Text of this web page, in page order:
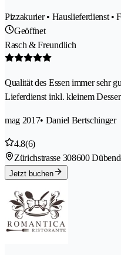
Pizzakurier • Hauslieferdienst •
Geöffnet
Rasch & Freundlich
Qualität des Essen immer sehr
Lieferdienst inkl. kleinem
mag 2017• Daniel Bertschinger
4.8(6)
Zürichstrasse 308600
Jetzt buchen